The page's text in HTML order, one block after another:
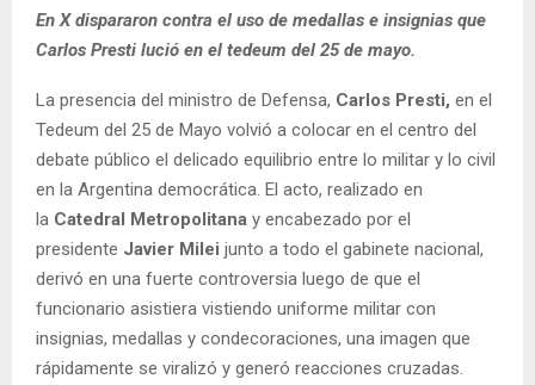
En X dispararon contra el uso de medallas e insignias que
Carlos Presti lució en el tedeum del 25 de mayo.
La presencia del ministro de Defensa, Carlos Presti, en el
Tedeum del 25 de Mayo volvió a colocar en el centro del
debate público el delicado equilibrio entre lo militar y lo civil
en la Argentina democrática. El acto, realizado en
la Catedral Metropolitana y encabezado por el
presidente Javier Milei junto a todo el gabinete nacional,
derivó en una fuerte controversia luego de que el
funcionario asistiera vistiendo uniforme militar con
insignias, medallas y condecoraciones, una imagen que
rápidamente se viralizó y generó reacciones cruzadas.